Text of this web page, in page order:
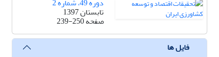
دوره 49، شماره 2
تابستان 1397
صفحه239-250
فایل ها